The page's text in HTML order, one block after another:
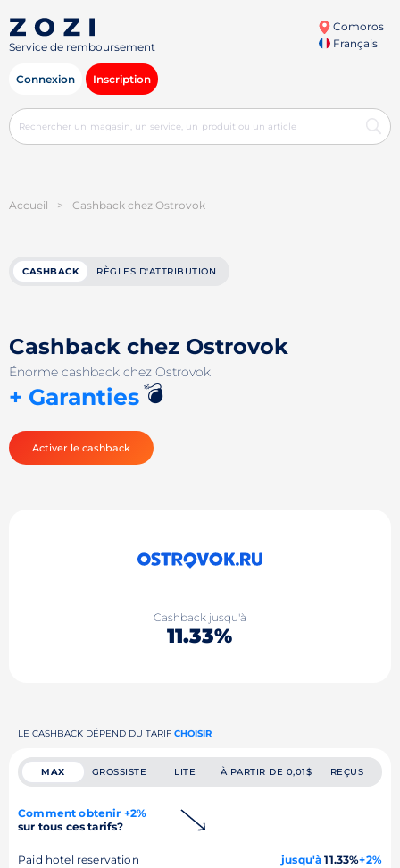
Service de remboursement
Comoros
Français
Connexion Inscription
Accueil > Cashback chez Ostrovok
CASHBACK RÈGLES D'ATTRIBUTION
Cashback chez Ostrovok
Énorme cashback chez Ostrovok
+ Garanties💣
Activer le cashback
Cashback jusqu'à
11.33%
LE CASHBACK DÉPEND DU TARIF CHOISIR
MAX GROSSISTE LITE À PARTIR DE 0,01$ REÇUS
Comment obtenir +2%
sur tous ces tarifs?
Paid hotel reservation jusqu'à 11.33%+2%